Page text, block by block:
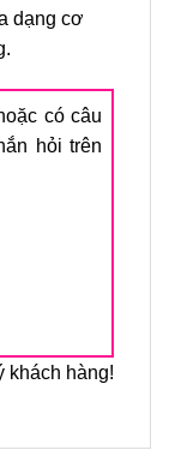
dạng cơ
có câu
hỏi trên
khách hàng!